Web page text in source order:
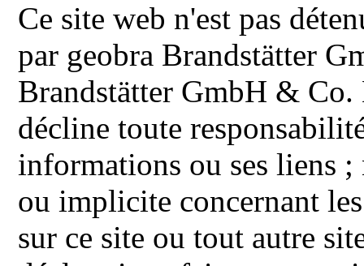
Ce site web n'est pas
par geobra Brandstätter
Brandstätter GmbH & Co.
décline toute
informations ou ses liens ;
ou implicite concernant
sur ce site ou tout autre